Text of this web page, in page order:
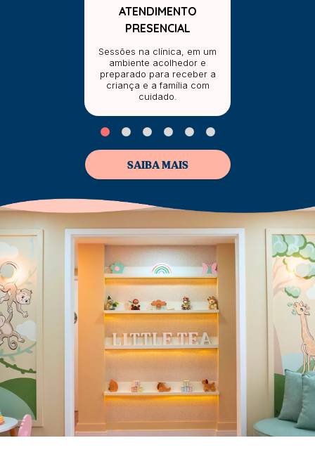
ATENDIMENTO
PRESENCIAL
Sessões na clínica, em um
ambiente acolhedor e
preparado para receber a
criança e a família com
cuidado.
SAIBA MAIS